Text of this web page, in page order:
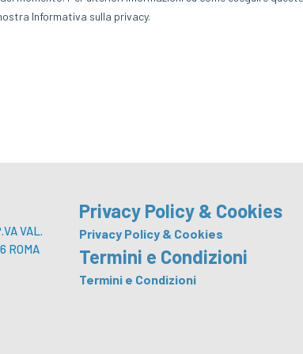
VAL.
ROMA
Privacy Policy & Cookies
Privacy Policy & Cookies
Termini e Condizioni
Termini e Condizioni